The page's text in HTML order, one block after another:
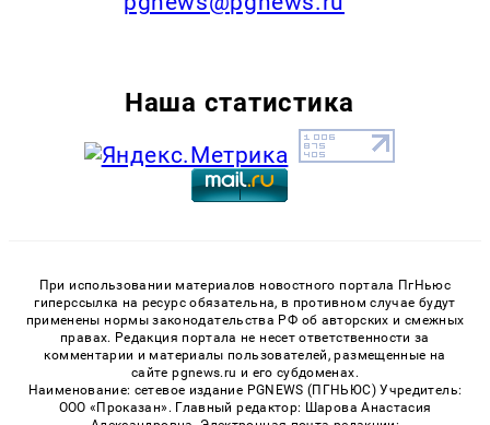
Наша статистика
При использовании материалов новостного портала ПгНьюс
гиперссылка на ресурс обязательна, в противном случае будут
применены нормы законодательства РФ об авторских и смежных
правах. Редакция портала не несет ответственности за
комментарии и материалы пользователей, размещенные на
сайте pgnews.ru и его субдоменах.
Наименование: сетевое издание PGNEWS (ПГНЬЮС) Учредитель:
ООО «Проказан». Главный редактор: Шарова Анастасия